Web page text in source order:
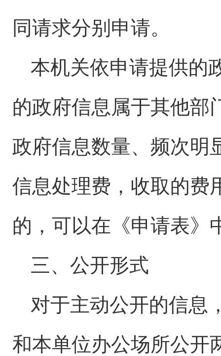
同请求分别申请。
本机关依申请提供的
的政府信息属于其他部
政府信息数量、频次明
信息处理费，收取的费
的，可以在《申请表》
三、公开形式
对于主动公开的信息
和本单位办公场所公开